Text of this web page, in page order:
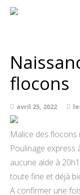
A
Saillies
flocons
avril 25, 2022
Malice des
Poulinage express
aucune aide à
toute fine et déjà
A confirmer une